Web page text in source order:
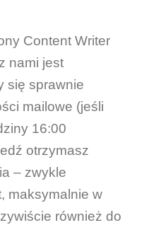
Content Writer
nami jest
się sprawnie
mailowe (jeśli
16:00
otrzymasz
– zwykle
maksymalnie w
również do